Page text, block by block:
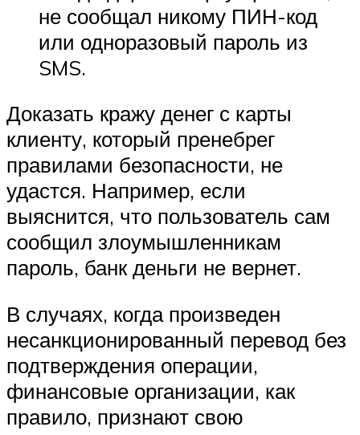
не сообщал никому ПИН-код
или одноразовый пароль из
SMS.
Доказать кражу денег с карты
клиенту, который пренебрег
правилами безопасности, не
удастся. Например, если
выяснится, что пользователь сам
сообщил злоумышленникам
пароль, банк деньги не вернет.
В случаях, когда произведен
несанкционированный перевод без
подтверждения операции,
финансовые организации, как
правило, признают свою